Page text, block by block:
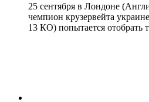
25 сентября в Лондоне
чемпион крузервейта
13 КО) попытается отобрать